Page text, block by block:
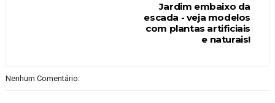
Jardim embaixo da
escada - veja modelos
com plantas artificiais
e naturais!
Nenhum Comentário: